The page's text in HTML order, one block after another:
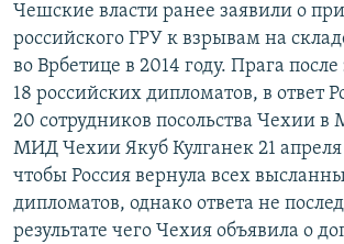
Чешские власти ранее заявили о
российского ГРУ к взрывам на
во Врбетице в 2014 году. Прага после
18 российских дипломатов, в ответ
20 сотрудников посольства Чехии в
МИД Чехии Якуб Кулганек 21 апреля
чтобы Россия вернула всех
дипломатов, однако ответа не
результате чего Чехия объявила о